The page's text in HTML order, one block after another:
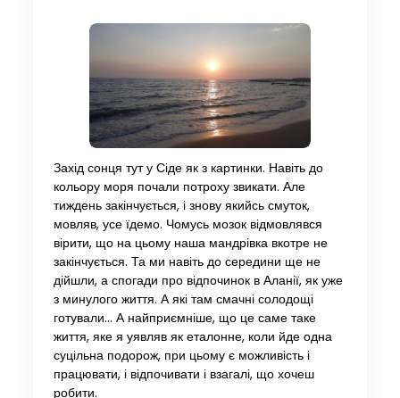
Захід сонця тут у Сіде як з картинки. Навіть до
кольору моря почали потроху звикати. Але
тиждень закінчується, і знову якийсь смуток,
мовляв, усе їдемо. Чомусь мозок відмовлявся
вірити, що на цьому наша мандрівка вкотре не
закінчується. Та ми навіть до середини ще не
дійшли, а спогади про відпочинок в Аланії, як уже
з минулого життя. А які там смачні солодощі
готували… А найприємніше, що це саме таке
життя, яке я уявляв як еталонне, коли йде одна
суцільна подорож, при цьому є можливість і
працювати, і відпочивати і взагалі, що хочеш
робити.